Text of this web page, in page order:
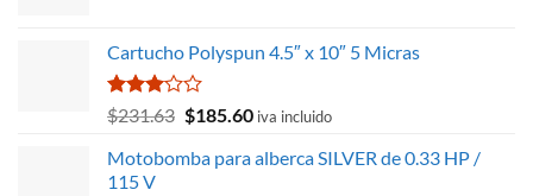
era:
$115.81.
es:
Cartucho Polyspun 4.5″ x 10″ 5 Micras
Valorado
con
3.00
de 5
$231.63 El
original
$185.60El
actual
iva incluido
Motobomba para alberca SILVER de 0.33 HP /
115 V